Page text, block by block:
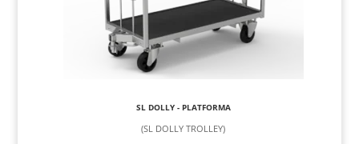
SL DOLLY - PLATFORMA
(SL DOLLY TROLLEY)